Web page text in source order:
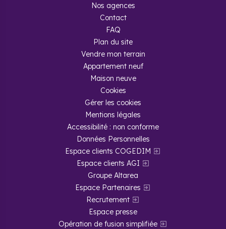
Nos agences
Contact
FAQ
Plan du site
Vendre mon terrain
Appartement neuf
Maison neuve
Cookies
Gérer les cookies
Mentions légales
Accessibilité : non conforme
Données Personnelles
Espace clients COGEDIM
Espace clients AGI
Groupe Altarea
Espace Partenaires
Recrutement
Espace presse
Opération de fusion simplifiée